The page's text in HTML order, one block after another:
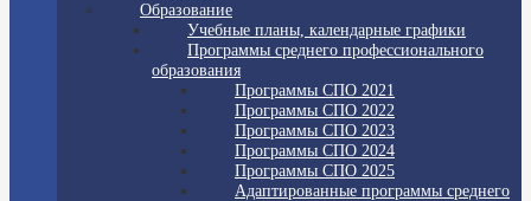
Образование
Учебные планы, календарные графики
Программы среднего профессионального
образования
Программы СПО 2021
Программы СПО 2022
Программы СПО 2023
Программы СПО 2024
Программы СПО 2025
Адаптированные программы среднего